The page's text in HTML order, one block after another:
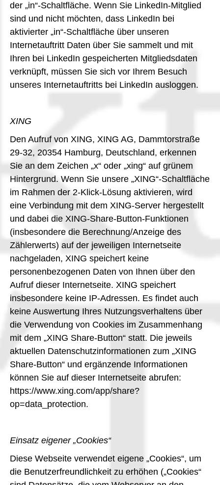
der „in“-Schaltfläche. Wenn Sie LinkedIn-Mitglied
sind und nicht möchten, dass LinkedIn bei
aktivierter „in“-Schaltfläche über unseren
Internetauftritt Daten über Sie sammelt und mit
Ihren bei LinkedIn gespeicherten Mitgliedsdaten
verknüpft, müssen Sie sich vor Ihrem Besuch
unseres Internetauftritts bei LinkedIn ausloggen.
XING
Den Aufruf von XING, XING AG, Dammtorstraße
29-32, 20354 Hamburg, Deutschland, erkennen
Sie an dem Zeichen „x“ oder „xing“ auf grünem
Hintergrund. Wenn Sie unsere „XING“-Schaltfläche
im Rahmen der 2-Klick-Lösung aktivieren, wird
eine Verbindung mit dem XING-Server hergestellt
und dabei die XING-Share-Button-Funktionen
(insbesondere die Berechnung/Anzeige des
Zählerwerts) auf der jeweiligen Internetseite
nachgeladen, XING speichert keine
personenbezogenen Daten von Ihnen über den
Aufruf dieser Internetseite. XING speichert
insbesondere keine IP-Adressen. Es findet auch
keine Auswertung Ihres Nutzungsverhaltens über
die Verwendung von Cookies im Zusammenhang
mit dem „XING Share-Button“ statt. Die jeweils
aktuellen Datenschutzinformationen zum „XING
Share-Button“ und ergänzende Informationen
können Sie auf dieser Internetseite abrufen:
https://www.xing.com/app/share?
op=data_protection.
Einsatz eigener „Cookies“
Diese Webseite verwendet eigene „Cookies“, um
die Benutzerfreundlichkeit zu erhöhen („Cookies“